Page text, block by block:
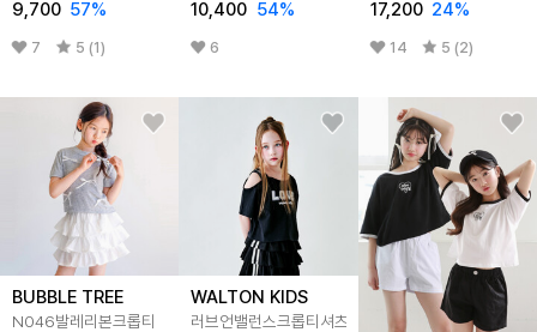
9,700 57%
7 5 (1)
10,400 54%
6
17,200 24%
14 5 (2)
BUBBLE TREE
N046발레리본크롭티
WALTON KIDS
러브언밸런스크롭티셔츠